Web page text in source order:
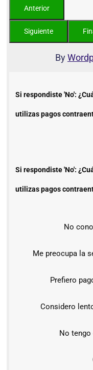
By
Si respondiste 'No':
utilizas pagos
Si respondiste 'No':
utilizas pagos
No
Me preocupa la
Prefiero
Considero
No